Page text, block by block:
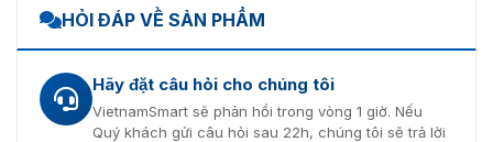
Chọn bộ sản phẩm của dò kim loại cầm tay PD140N gồm những
gì?
Sách hướng dẫn sử dụng chi tiết về cách sử dụng máy
và hướng dẫn bảo trì – bảo dưỡng.
HỎI ĐÁP VỀ SẢN PHẨM
Hãy đặt câu hỏi cho chúng tôi
VietnamSmart sẽ phản hồi trong vòng 1 giờ. Nếu
Quý khách gửi câu hỏi sau 22h, chúng tôi sẽ trả lời